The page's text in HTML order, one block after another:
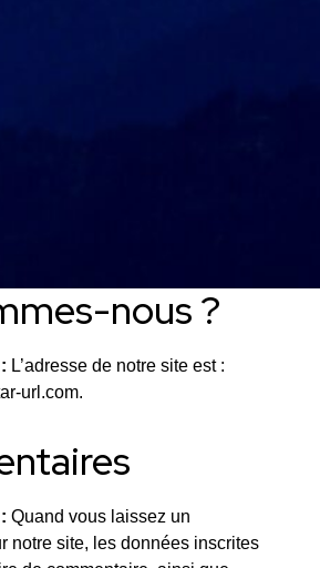
nous ?
L’adresse de notre site est :
url.com.
Quand vous laissez un
notre site, les données inscrites